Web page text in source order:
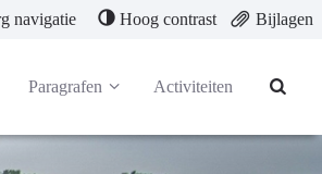
navigatie Hoog contrast Bijlagen
Paragrafen Activiteiten